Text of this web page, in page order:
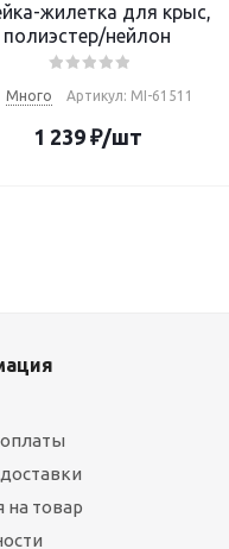
жилетка для крыс,
полиэстер/нейлон
Много Артикул: MI-61511
1 239₽/шт
на товар